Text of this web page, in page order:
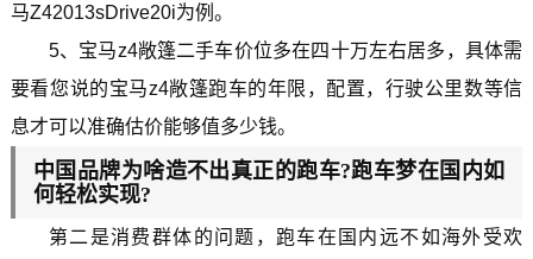
马Z42013sDrive20i为例。
5、宝马z4敞篷二手车价位多在四十万左右居多，具体需
要看您说的宝马z4敞篷跑车的年限，配置，行驶公里数等信
息才可以准确估价能够值多少钱。
中国品牌为啥造不出真正的跑车?跑车梦在国内如
何轻松实现?
第二是消费群体的问题，跑车在国内远不如海外受欢